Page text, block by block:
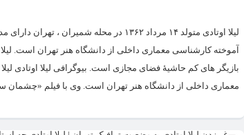
لیلا اوتادی متولد ۱۴ مرداد ۱۳۶۲ در
معماری داخلی از دانشگاه هنر تهران است. وی با فیلم «چشمان